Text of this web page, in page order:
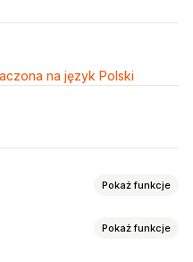
na język Polski
Pokaż funkcje
Pokaż funkcje